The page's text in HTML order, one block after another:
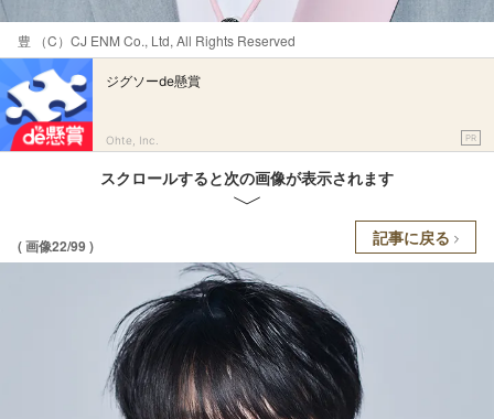
豊 （C）CJ ENM Co., Ltd, All Rights Reserved
ジグソーde懸賞
Ohte, Inc. PR
スクロールすると次の画像が表示されます
( 画像22/99 ) 記事に戻る